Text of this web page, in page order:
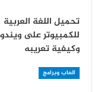
تحميل اللغة العربية
وكيفية تعريبه
العاب وبرامج